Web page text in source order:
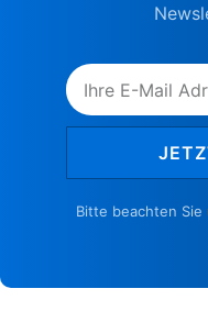
Bitte beachten Sie